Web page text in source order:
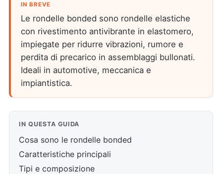
IN BREVE
Le rondelle bonded sono rondelle elastiche
con rivestimento antivibrante in elastomero,
impiegate per ridurre vibrazioni, rumore e
perdita di precarico in assemblaggi bullonati.
Ideali in automotive, meccanica e
impiantistica.
IN QUESTA GUIDA
Cosa sono le rondelle bonded
Caratteristiche principali
Tipi e composizione